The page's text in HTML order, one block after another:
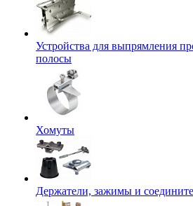
Устройства для выпрямления
полосы
Хомуты
Держатели, зажимы и